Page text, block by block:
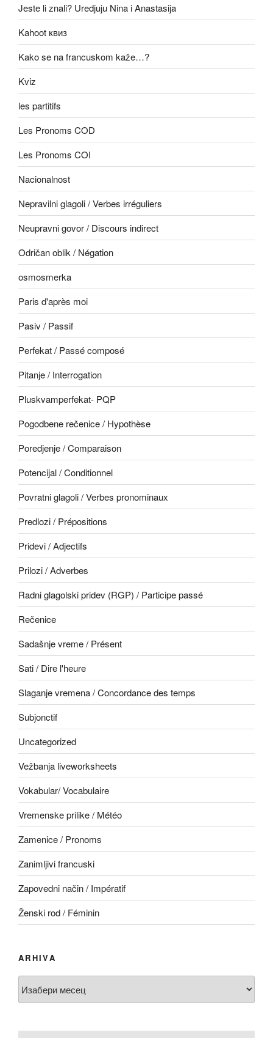
Jeste li znali? Uredjuju Nina i Anastasija
Kahoot квиз
Kako se na francuskom kaže…?
Kviz
les partitifs
Les Pronoms COD
Les Pronoms COI
Nacionalnost
Nepravilni glagoli / Verbes irréguliers
Neupravni govor / Discours indirect
Odričan oblik / Négation
osmosmerka
Paris d'après moi
Pasiv / Passif
Perfekat / Passé composé
Pitanje / Interrogation
Pluskvamperfekat- PQP
Pogodbene rečenice / Hypothèse
Poredjenje / Comparaison
Potencijal / Conditionnel
Povratni glagoli / Verbes pronominaux
Predlozi / Prépositions
Pridevi / Adjectifs
Prilozi / Adverbes
Radni glagolski pridev (RGP) / Participe passé
Rečenice
Sadašnje vreme / Présent
Sati / Dire l'heure
Slaganje vremena / Concordance des temps
Subjonctif
Uncategorized
Vežbanja liveworksheets
Vokabular/ Vocabulaire
Vremenske prilike / Météo
Zamenice / Pronoms
Zanimljivi francuski
Zapovedni način / Impératif
Ženski rod / Féminin
ARHIVA